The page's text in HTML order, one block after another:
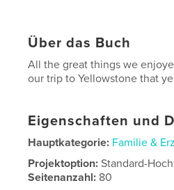
Über das Buch
All the great things we
our trip to Yellowstone that
Eigenschaften und
Hauptkategorie: Familie &
Projektoption:Standard-
Seitenanzahl: 80